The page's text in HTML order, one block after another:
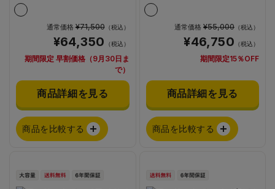
通常価格¥71,500（税込）
¥64,350 （税込）
期間限定 早割価格（9月30日ま
で）
商品詳細を見る
商品を比較する
通常価格 ¥55,000 （税込）
¥46,750 （税込）
期間限定15％OFF
商品詳細を見る
商品を比較する